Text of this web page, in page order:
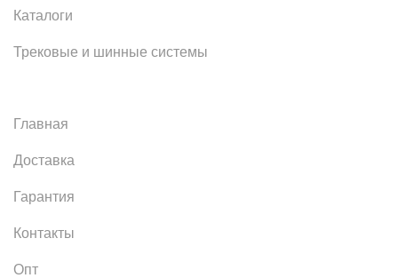
Каталоги
Трековые и шинные системы
Главная
Доставка
Гарантия
Контакты
Опт